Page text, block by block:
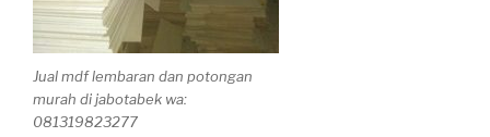
Jual mdf lembaran dan potongan
murah di jabotabek wa:
081319823277